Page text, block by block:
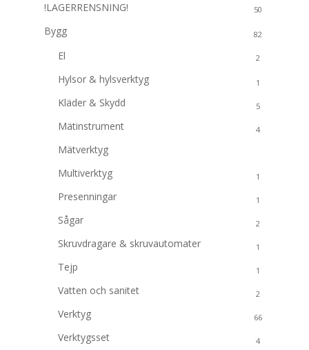
!LAGERRENSNING! 50
Bygg 82
El 2
Hylsor & hylsverktyg 1
Kläder & Skydd 5
Mätinstrument 4
Mätverktyg
Multiverktyg 1
Presenningar 1
Sågar 2
Skruvdragare & skruvautomater 1
Tejp 1
Vatten och sanitet 2
Verktyg 66
Verktygsset 4